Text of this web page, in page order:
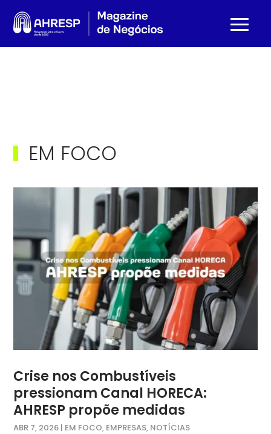
EM FOCO
Crise nos Combustíveis
pressionam Canal HORECA:
AHRESP propõe medidas
ABR 7, 2026 | EM FOCO, EMPRESAS, NOTÍCIAS